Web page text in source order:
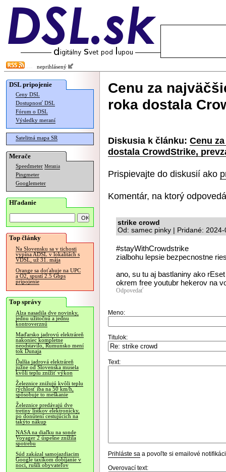
neprihlásený
DSL pripojenie
Ceny DSL
Dostupnosť DSL
Fórum o DSL
Výsledky meraní
Satelitná mapa SR
Merače
Speedmeter Merania
Pingmeter
Googlemeter
Hľadanie
Top články
Na Slovensku sa v tichosti
vypína ADSL v lokalitách s
VDSL, už 31. mája
Orange sa doťahuje na UPC
a O2, spustí 2.5 Gbps
pripojenie
Top správy
Alza nasadila dve novinky,
jednu užitočnú a jednu
kontroverznú
Maďarsko jadrovú elektráreň
nakoniec kompletne
neodstavilo, Rumunsko mení
tok Dunaja
Ďalšia jadrová elektráreň
južne od Slovenska musela
kvôli teplu znížiť výkon
Železnice znižujú kvôli teplu
rýchlosť iba na 50 km/h,
spôsobuje to meškanie
Železnice predávajú dve
tretiny lístkov elektronicky,
po donútení cestujúcich na
takýto nákup
NASA na diaľku na sonde
Voyager 2 úspešne znížila
spotrebu
Súd zakázal samojazdiacim
Google taxíkom dobíjanie v
noci, rušili obyvateľov
Cenu za
roka dostala
Diskusia k článku: Cenu
dostala CrowdStrike,
Prispievajte do diskusií ako
Komentár, na ktorý
strike crowd
Od: samec pinky | Pridané:
#stayWithCrowdstrike
zialbohu lepsie bezpecnostne
ano, su tu aj bastlaniny ako
okrem free youtubr hekerov na
Odpovedať
Meno:
Titulok:
Text:
Prihláste sa a povoľte si emailové
Overovací text: